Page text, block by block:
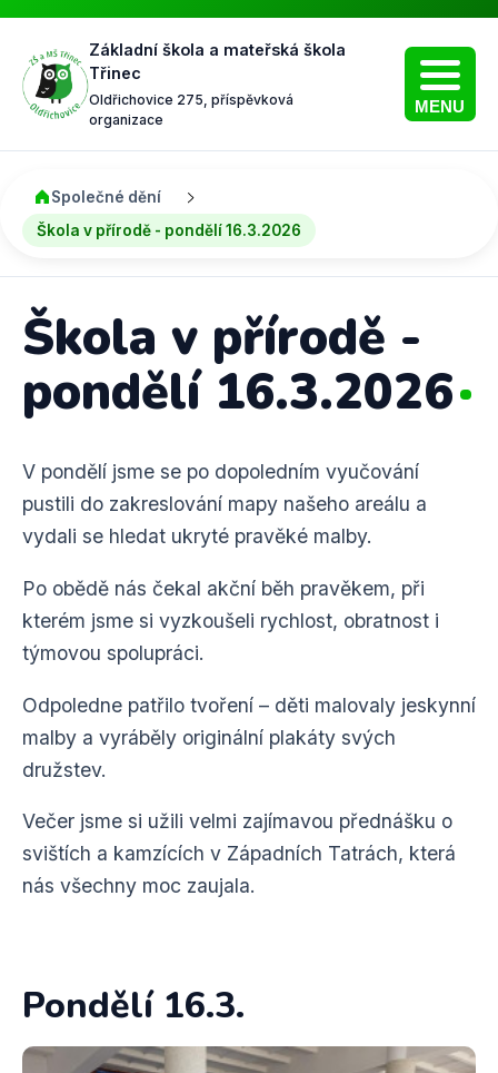
Základní škola a mateřská škola
Třinec
Oldřichovice 275, příspěvková
organizace
MENU
Společné dění
Škola v přírodě - pondělí 16.3.2026
Škola v přírodě -
pondělí 16.3.2026
V pondělí jsme se po dopoledním vyučování
pustili do zakreslování mapy našeho areálu a
vydali se hledat ukryté pravěké malby.
Po obědě nás čekal akční běh pravěkem, při
kterém jsme si vyzkoušeli rychlost, obratnost i
týmovou spolupráci.
Odpoledne patřilo tvoření – děti malovaly jeskynní
malby a vyráběly originální plakáty svých
družstev.
Večer jsme si užili velmi zajímavou přednášku o
svištích a kamzících v Západních Tatrách, která
nás všechny moc zaujala.
Pondělí 16.3.